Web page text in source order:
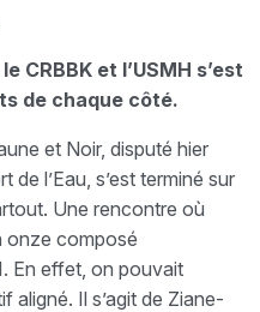
CRBBK et l’USMH s’est
de chaque côté.
et Noir, disputé hier
l’Eau, s’est terminé sur
Une rencontre où
onze composé
En effet, on pouvait
aligné. Il s’agit de Ziane-